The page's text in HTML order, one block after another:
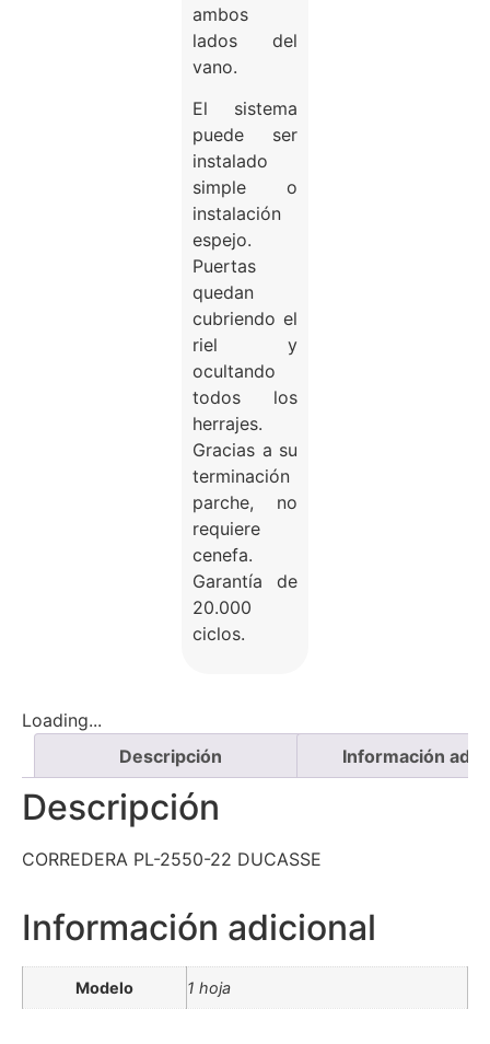
ambos
lados del
vano.
El sistema
puede ser
instalado
simple o
instalación
espejo.
Puertas
quedan
cubriendo el
riel y
ocultando
todos los
herrajes.
Gracias a su
terminación
parche, no
requiere
cenefa.
Garantía de
20.000
ciclos.
Loading...
Descripción
Información
Descripción
CORREDERA PL-2550-22 DUCASSE
Información adicional
Modelo 1 hoja